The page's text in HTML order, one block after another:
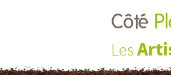
Côté
Les